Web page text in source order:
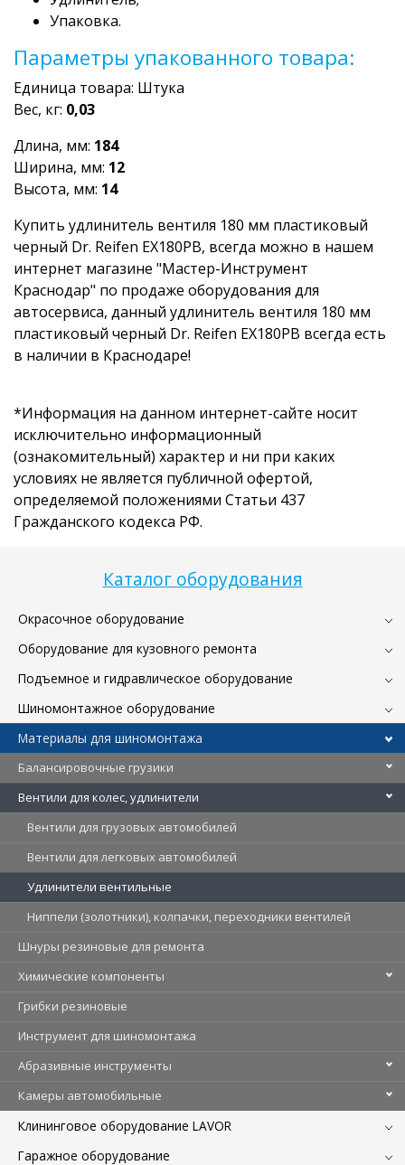
Каталог оборудования
Окрасочное оборудование
Оборудование для кузовного ремонта
Подъемное и гидравлическое оборудование
Шиномонтажное оборудование
Материалы для шиномонтажа
Балансировочные грузики
Вентили для колес, удлинители
Вентили для грузовых автомобилей
Вентили для легковых автомобилей
Удлинители вентильные
Ниппели (золотники), колпачки, переходники вентилей
Шнуры резиновые для ремонта
Химические компоненты
Грибки резиновые
Инструмент для шиномонтажа
Абразивные инструменты
Камеры автомобильные
Клининговое оборудование LAVOR
Гаражное оборудование
Упаковка.
Параметры упакованного товара:
Единица товара: Штука
Вес, кг: 0,03
Длина, мм: 184
Ширина, мм: 12
Высота, мм: 14
Купить удлинитель вентиля 180 мм пластиковый
черный Dr. Reifen EX180PВ, всегда можно в нашем
интернет магазине "Мастер-Инструмент
Краснодар" по продаже оборудования для
автосервиса, данный удлинитель вентиля 180 мм
пластиковый черный Dr. Reifen EX180PВ всегда есть
в наличии в Краснодаре!
*Информация на данном интернет-сайте носит
исключительно информационный
(ознакомительный) характер и ни при каких
условиях не является публичной офертой,
определяемой положениями Статьи 437
Гражданского кодекса РФ.